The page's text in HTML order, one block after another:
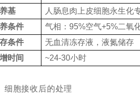
基
人肠息肉上皮细胞永生化
条件
气相：95%空气+5%二氧
条件
无血清冻存液，液氮储存
时间
~24-30小时
细胞接收后的处理